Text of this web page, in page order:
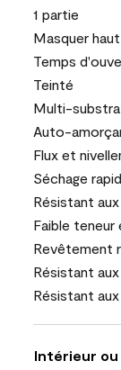
1 partie
Masquer haut
Temps
Teinté
Multi-
Auto-
Flux et
Séchage
Résistant
Faible teneur
Revêtement
Résistant
Résistant
Intérieur